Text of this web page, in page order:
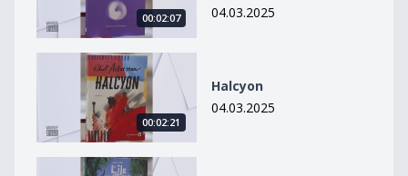
00:02:07
04.03.2025
Halcyon
00:02:21
Halcyon
04.03.2025
L&#039;île de minuit, Tome 1 : Le réveil de